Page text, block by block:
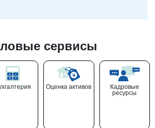
сервисы
Оценка активов
Кадровые
ресурсы